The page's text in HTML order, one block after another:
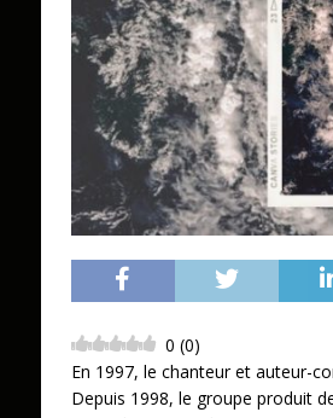
0 (0)
En 1997, le chanteur et auteur-
Depuis 1998, le groupe produit